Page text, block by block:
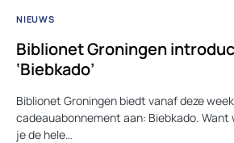
NIEUWS
Biblionet Groningen
‘Biebkado’
Biblionet Groningen biedt vanaf deze
cadeauabonnement aan: Biebkado. Want
je de hele…